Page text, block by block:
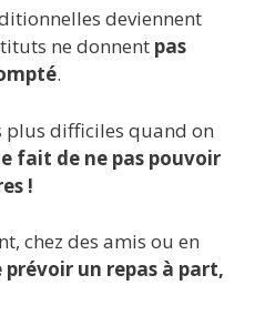
deviennent
ne donnent pas
.
plus difficiles quand on
fait de ne pas pouvoir
!
chez des amis ou en
un repas à part,